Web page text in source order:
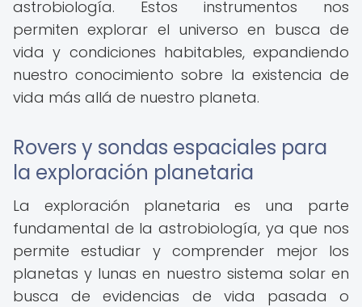
astrobiología. Estos instrumentos nos
permiten explorar el universo en busca de
vida y condiciones habitables, expandiendo
nuestro conocimiento sobre la existencia de
vida más allá de nuestro planeta.
Rovers y sondas espaciales para
la exploración planetaria
La exploración planetaria es una parte
fundamental de la astrobiología, ya que nos
permite estudiar y comprender mejor los
planetas y lunas en nuestro sistema solar en
busca de evidencias de vida pasada o